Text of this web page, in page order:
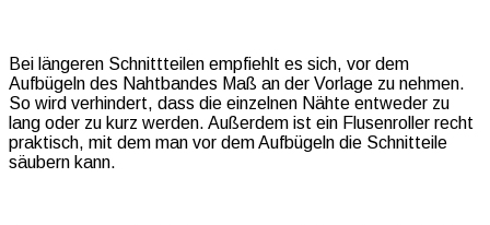
Bei längeren Schnittteilen empfiehlt es sich, vor dem
Aufbügeln des Nahtbandes Maß an der Vorlage zu nehmen.
So wird verhindert, dass die einzelnen Nähte entweder zu
lang oder zu kurz werden. Außerdem ist ein Flusenroller recht
praktisch, mit dem man vor dem Aufbügeln die Schnitteile
säubern kann.